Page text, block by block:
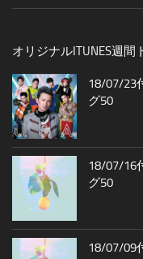
オリジナルITUNES週間
18/07/23
グ50
18/07/16
グ50
18/07/09